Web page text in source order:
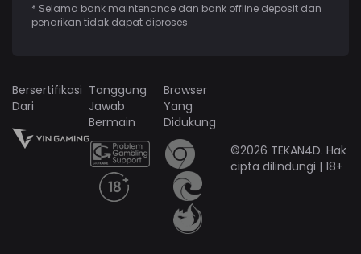
* Selama bank maintenance dan bank offline deposit dan
penarikan tidak dapat diproses
Bersertifikasi
Dari
Tanggung
Jawab
Bermain
Browser
Yang
Didukung
©2026 TEKAN4D. Hak
cipta dilindungi | 18+